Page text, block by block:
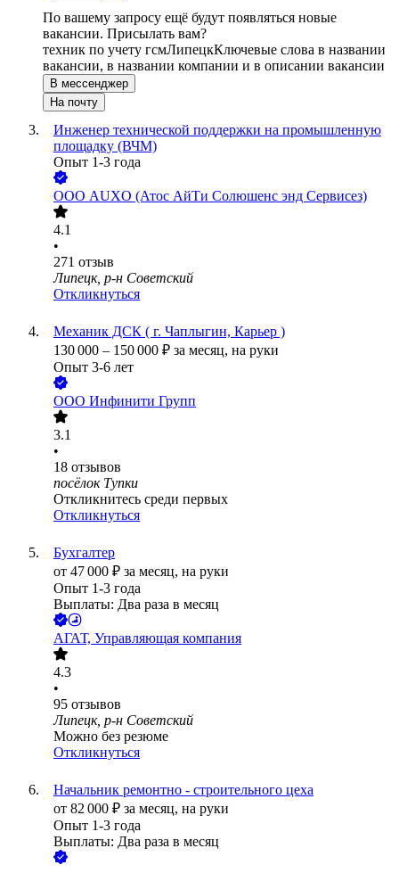
По вашему запросу ещё будут появляться новые
вакансии. Присылать вам?
техник по учету гсмЛипецкКлючевые слова в названии
вакансии, в названии компании и в описании вакансии
В мессенджер
На почту
Инженер технической поддержки на промышленную
площадку (ВЧМ)
Опыт 1-3 года
ООО AUXO (Атос АйТи Солюшенс энд Сервисез)
4.1
•
271 отзыв
Липецк, р-н Советский
Откликнуться
Механик ДСК ( г. Чаплыгин, Карьер )
130 000 – 150 000 ₽ за месяц, на руки
Опыт 3-6 лет
ООО Инфинити Групп
3.1
•
18 отзывов
посёлок Тупки
Откликнитесь среди первых
Откликнуться
Бухгалтер
от 47 000 ₽ за месяц, на руки
Опыт 1-3 года
Выплаты: Два раза в месяц
АГАТ, Управляющая компания
4.3
•
95 отзывов
Липецк, р-н Советский
Можно без резюме
Откликнуться
Начальник ремонтно - строительного цеха
от 82 000 ₽ за месяц, на руки
Опыт 1-3 года
Выплаты: Два раза в месяц